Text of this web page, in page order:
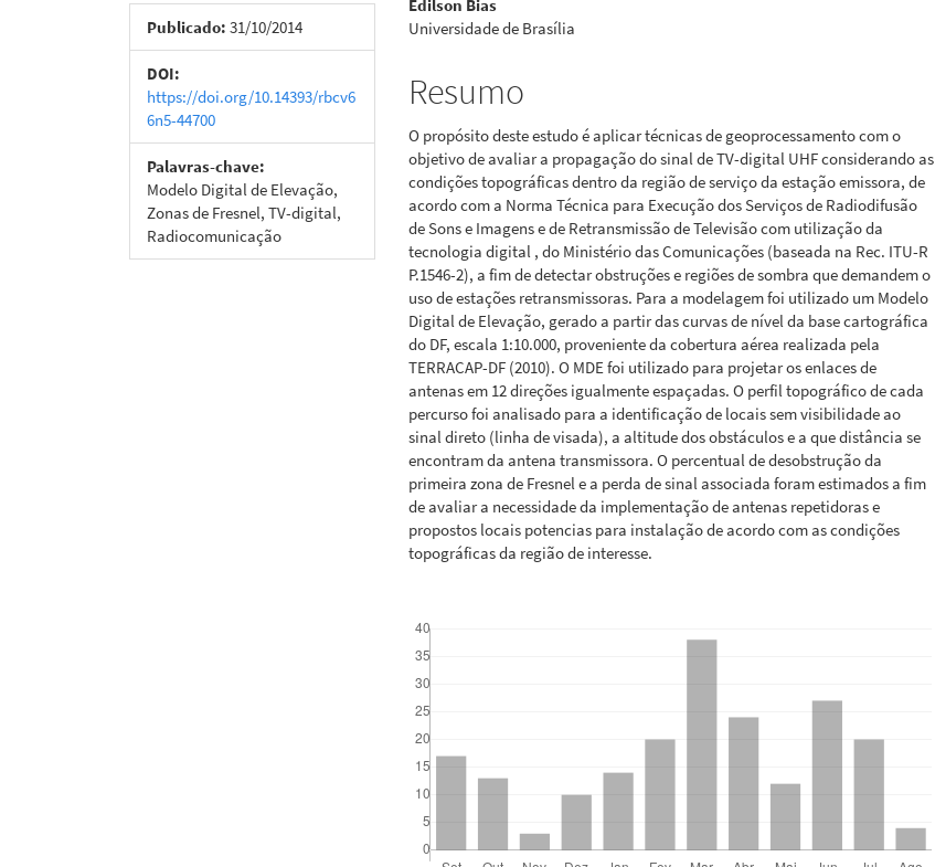
de
artigos
Publicado: 31/10/2014
DOI:
https://doi.org/10.14393/rbcv6
6n5-44700
Palavras-chave:
Modelo Digital de Elevação,
Zonas de Fresnel, TV-digital,
Radiocomunicação
artigo
principal
Edilson Bias
Universidade de Brasília
Resumo
O propósito deste estudo é aplicar técnicas de geoprocessamento com o
objetivo de avaliar a propagação do sinal de TV-digital UHF considerando as
condições topográficas dentro da região de serviço da estação emissora, de
acordo com a Norma Técnica para Execução dos Serviços de Radiodifusão
de Sons e Imagens e de Retransmissão de Televisão com utilização da
tecnologia digital , do Ministério das Comunicações (baseada na Rec. ITU-R
P.1546-2), a fim de detectar obstruções e regiões de sombra que demandem o
uso de estações retransmissoras. Para a modelagem foi utilizado um Modelo
Digital de Elevação, gerado a partir das curvas de nível da base cartográfica
do DF, escala 1:10.000, proveniente da cobertura aérea realizada pela
TERRACAP-DF (2010). O MDE foi utilizado para projetar os enlaces de
antenas em 12 direções igualmente espaçadas. O perfil topográfico de cada
percurso foi analisado para a identificação de locais sem visibilidade ao
sinal direto (linha de visada), a altitude dos obstáculos e a que distância se
encontram da antena transmissora. O percentual de desobstrução da
primeira zona de Fresnel e a perda de sinal associada foram estimados a fim
de avaliar a necessidade da implementação de antenas repetidoras e
propostos locais potencias para instalação de acordo com as condições
topográficas da região de interesse.